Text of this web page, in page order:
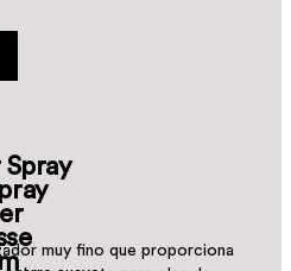
Spray
muy fino que proporciona